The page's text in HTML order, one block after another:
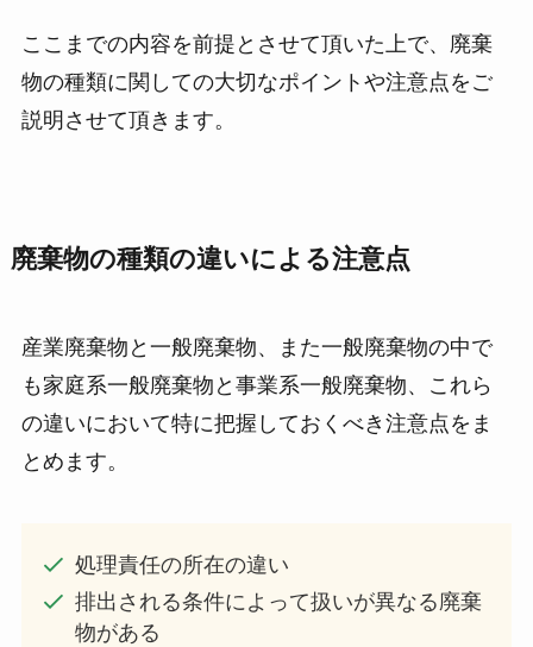
ここまでの内容を前提とさせて頂いた上で、廃棄
物の種類に関しての大切なポイントや注意点をご
説明させて頂きます。
廃棄物の種類の違いによる注意点
産業廃棄物と一般廃棄物、また一般廃棄物の中で
も家庭系一般廃棄物と事業系一般廃棄物、これら
の違いにおいて特に把握しておくべき注意点をま
とめます。
処理責任の所在の違い
排出される条件によって扱いが異なる廃棄
物がある